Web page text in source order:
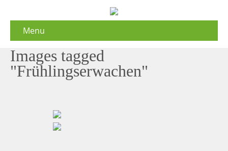
Menu
Images tagged
"Frühlingserwachen"